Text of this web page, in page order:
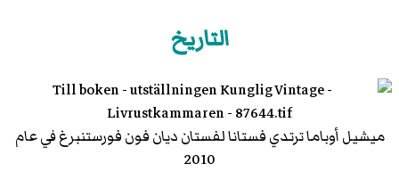
التاريخ
ميشيل أوباما ترتدي فستانا لفستان ديان فون فورستنبرغ في عام
2010